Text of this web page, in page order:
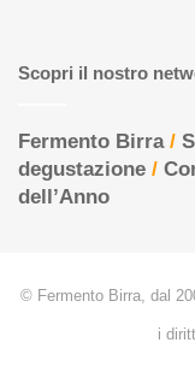
Scopri il nostro
Fermento Birra/
degustazione /
dell’Anno
© Fermento Birra, dal
i